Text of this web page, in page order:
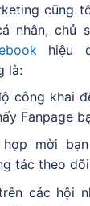
cũng
nhân, chủ
hiệu
là:
công khai
Fanpage
mời
tác theo
các hội